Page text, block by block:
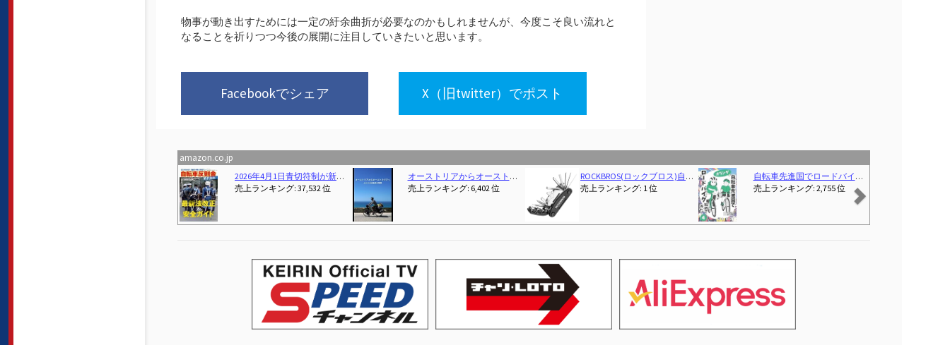
物事が動き出すためには一定の紆余曲折が必要なのかもしれませんが、今度こそ良い流れと
なることを祈りつつ今後の展開に注目していきたいと思います。
Facebookでシェア X（旧twitter）でポスト
amazon.co.jp
(2026-02-26T00:00:01Z)
ROCKBROS(ロックブロス)自転車 マルチツール 自転車工具セット 16in1 多機能 携帯 六角レンチ ソケット 高硬度 持ち運び便利 折りたたみ式携帯工具 ロードバイク MTB クロスバイク
売上ランキング: 1 位
自転車先進国でロードバイク始めてみた４
(2026-04-03T00:00:00-00:00)
売上ランキング: 2,755 位
SM SunniMix 全12カラー 1/10スケール 自転車玩具 ダイキャストバイクモデル, 黒#1
売上ランキング: 2,760 位
J-TANXJ 自転車 ロードバイク 700C 6段変速 26インチ 軽量 高炭素鋼フレーム クロスバイク ディスクブレーキ 泥除け完備 男女兼用 通勤 通学 旅行 街乗り サイクリング 10 (グレー)
売上ランキング: 4 位
Previous Next